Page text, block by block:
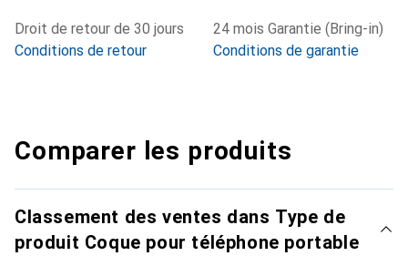
Droit de retour de 30 jours
Conditions de retour
24 mois Garantie (Bring-in)
Conditions de garantie
Comparer les produits
Classement des ventes dans Type de
produit Coque pour téléphone portable